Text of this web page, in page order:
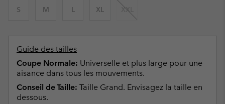
S M L XL XXL
Guide des tailles
Coupe Normale: Universelle et plus large pour une
aisance dans tous les mouvements.
Conseil de Taille: Taille Grand. Envisagez la taille en
dessous.